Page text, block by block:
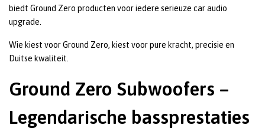
biedt Ground Zero producten voor iedere serieuze car audio
upgrade.
Wie kiest voor Ground Zero, kiest voor pure kracht, precisie en
Duitse kwaliteit.
Ground Zero Subwoofers –
Legendarische bassprestaties